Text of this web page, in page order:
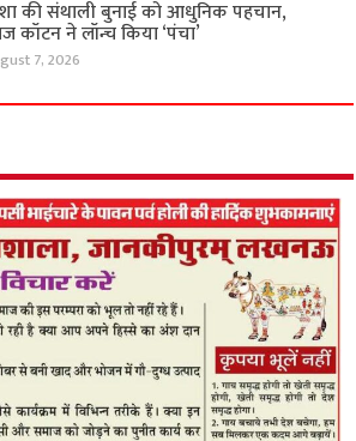
की संथाली बुनाई को आधुनिक पहचान,
कॉटन ने लॉन्च किया ‘पंचा’
7, 2026